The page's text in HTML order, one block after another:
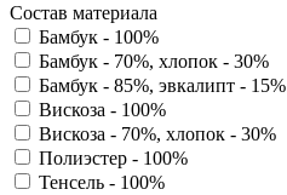
Состав материала
Бамбук - 100%
Бамбук - 70%, хлопок - 30%
Бамбук - 85%, эвкалипт - 15%
Вискоза - 100%
Вискоза - 70%, хлопок - 30%
Полиэстер - 100%
Тенсель - 100%